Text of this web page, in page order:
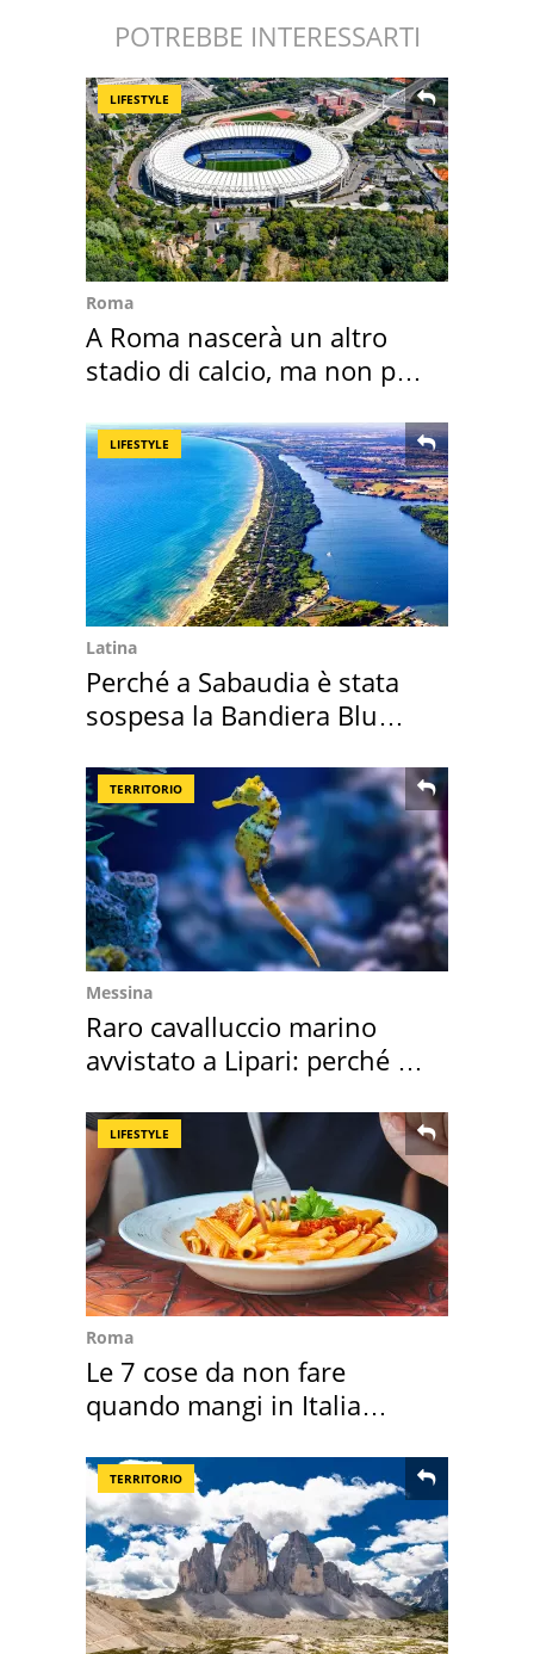
POTREBBE INTERESSARTI
LIFESTYLE
Roma
A Roma nascerà un altro
stadio di calcio, ma non per
LIFESTYLE
Latina
Perché a Sabaudia è stata
sospesa la Bandiera Blu
TERRITORIO
Messina
Raro cavalluccio marino
avvistato a Lipari: perché è
LIFESTYLE
Roma
Le 7 cose da non fare
quando mangi in Italia
TERRITORIO